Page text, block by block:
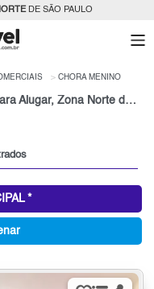
DE SÃO PAULO
CHORA MENINO
Casas Comerciais na Chora Menino para Alugar, Zona Norte de São Paulo, SP
*